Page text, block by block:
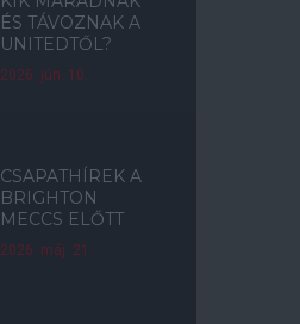
ÉS TÁVOZNAK A
UNITEDTŐL?
2026. jún. 10.
CSAPATHÍREK A
BRIGHTON
MECCS ELŐTT
2026. máj. 21.